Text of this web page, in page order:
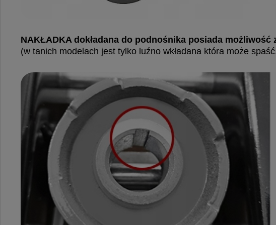
NAKŁADKA dokładana do podnośnika posiada
(w tanich modelach jest tylko luźno wkładana która może